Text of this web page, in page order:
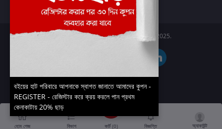
অর্ডার ট্র্যাকিং
Boier Haat™ | © All rights reserved 2025.
হোম পেজ বিভাগ কার্ট (0) বিজ্ঞপ্তি অ্যাকাউন্ট
বইয়ের হাট পরিবারে আপনাকে স্বাগত জানাতে আমাদের কুপন -
REGISTER - রেজিস্টার করে ক্রয় করলে পান প্রথম
কেনাকাটায় 20% ছাড়